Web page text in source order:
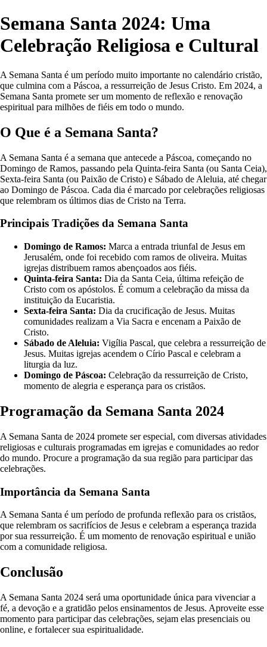
Semana Santa 2024: Uma
Celebração Religiosa e Cultural
A Semana Santa é um período muito importante no calendário cristão,
que culmina com a Páscoa, a ressurreição de Jesus Cristo. Em 2024, a
Semana Santa promete ser um momento de reflexão e renovação
espiritual para milhões de fiéis em todo o mundo.
O Que é a Semana Santa?
A Semana Santa é a semana que antecede a Páscoa, começando no
Domingo de Ramos, passando pela Quinta-feira Santa (ou Santa Ceia),
Sexta-feira Santa (ou Paixão de Cristo) e Sábado de Aleluia, até chegar
ao Domingo de Páscoa. Cada dia é marcado por celebrações religiosas
que relembram os últimos dias de Cristo na Terra.
Principais Tradições da Semana Santa
Domingo de Ramos: Marca a entrada triunfal de Jesus em
Jerusalém, onde foi recebido com ramos de oliveira. Muitas
igrejas distribuem ramos abençoados aos fiéis.
Quinta-feira Santa: Dia da Santa Ceia, última refeição de
Cristo com os apóstolos. É comum a celebração da missa da
instituição da Eucaristia.
Sexta-feira Santa: Dia da crucificação de Jesus. Muitas
comunidades realizam a Via Sacra e encenam a Paixão de
Cristo.
Sábado de Aleluia: Vigília Pascal, que celebra a ressurreição de
Jesus. Muitas igrejas acendem o Círio Pascal e celebram a
liturgia da luz.
Domingo de Páscoa: Celebração da ressurreição de Cristo,
momento de alegria e esperança para os cristãos.
Programação da Semana Santa 2024
A Semana Santa de 2024 promete ser especial, com diversas atividades
religiosas e culturais programadas em igrejas e comunidades ao redor
do mundo. Procure a programação da sua região para participar das
celebrações.
Importância da Semana Santa
A Semana Santa é um período de profunda reflexão para os cristãos,
que relembram os sacrifícios de Jesus e celebram a esperança trazida
por sua ressurreição. É um momento de renovação espiritual e união
com a comunidade religiosa.
Conclusão
A Semana Santa 2024 será uma oportunidade única para vivenciar a
fé, a devoção e a gratidão pelos ensinamentos de Jesus. Aproveite esse
momento para participar das celebrações, sejam elas presenciais ou
online, e fortalecer sua espiritualidade.